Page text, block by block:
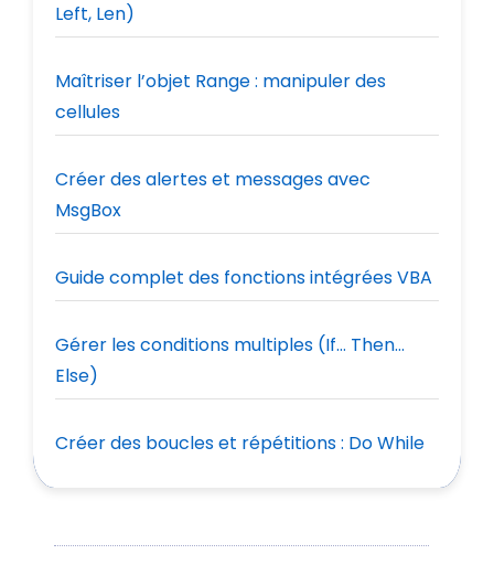
Left, Len)
Maîtriser l’objet Range : manipuler des
cellules
Créer des alertes et messages avec
MsgBox
Guide complet des fonctions intégrées VBA
Gérer les conditions multiples (If… Then…
Else)
Créer des boucles et répétitions : Do While